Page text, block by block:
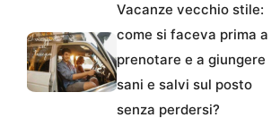
Vacanze vecchio stile:
come si faceva prima a
prenotare e a giungere
sani e salvi sul posto
senza perdersi?